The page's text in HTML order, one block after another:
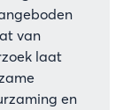
van
laat
en